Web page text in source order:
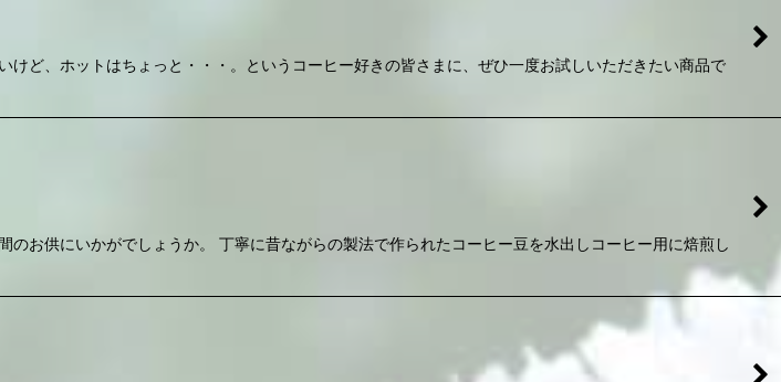
ど、ホットはちょっと・・・。というコーヒー好きの皆さまに、ぜひ一度お試しいただきたい商品で
供にいかがでしょうか。 丁寧に昔ながらの製法で作られたコーヒー豆を水出しコーヒー用に焙煎し